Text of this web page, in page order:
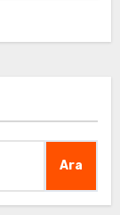
Ara